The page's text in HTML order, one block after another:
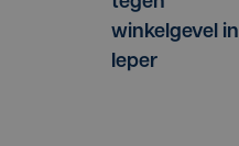
winkelgevel in
Ieper